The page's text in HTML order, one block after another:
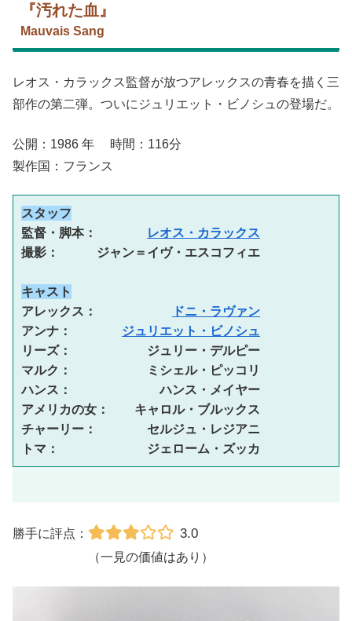
『汚れた血』
Mauvais Sang
レオス・カラックス監督が放つアレックスの青春を描く三
部作の第二弾。ついにジュリエット・ビノシュの登場だ。
公開：1986 年 時間：116分
製作国：フランス
スタッフ
監督・脚本：
レオス・カラックス
撮影：　　　ジャン＝イヴ・エスコフィエ
キャスト
アレックス：
ドニ・ラヴァン
アンナ： ジュリエット・ビノシュ
リーズ：　　　　　　ジュリー・デルピー
マルク：　　　　　　ミシェル・ピッコリ
ハンス：　　　　　　　ハンス・メイヤー
アメリカの女：　　キャロル・ブルックス
チャーリー：　　　　セルジュ・レジアニ
トマ：　　　　　　　ジェローム・ズッカ
勝手に評点： 3.0
（一見の価値はあり）